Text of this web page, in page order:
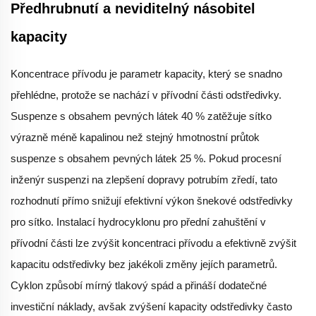
Předhrubnutí a neviditelný násobitel
kapacity
Koncentrace přívodu je parametr kapacity, který se snadno
přehlédne, protože se nachází v přívodní části odstředivky.
Suspenze s obsahem pevných látek 40 % zatěžuje sítko
výrazně méně kapalinou než stejný hmotnostní průtok
suspenze s obsahem pevných látek 25 %. Pokud procesní
inženýr suspenzi na zlepšení dopravy potrubím zředí, tato
rozhodnutí přímo snižují efektivní výkon šnekové odstředivky
pro sítko. Instalací hydrocyklonu pro přední zahuštění v
přívodní části lze zvýšit koncentraci přívodu a efektivně zvýšit
kapacitu odstředivky bez jakékoli změny jejích parametrů.
Cyklon způsobí mírný tlakový spád a přináší dodatečné
investiční náklady, avšak zvýšení kapacity odstředivky často